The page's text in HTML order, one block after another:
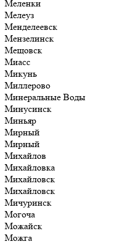
Меленки
Мелеуз
Менделеевск
Мензелинск
Мещовск
Миасс
Микунь
Миллерово
Минеральные Воды
Минусинск
Миньяр
Мирный
Мирный
Михайлов
Михайловка
Михайловск
Михайловск
Мичуринск
Могоча
Можайск
Можга